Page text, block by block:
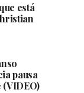
está
pausa
(VIDEO)